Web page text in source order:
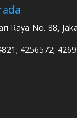
Raya No. 88,
4256572;